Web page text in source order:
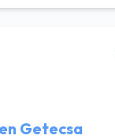
Getecsa